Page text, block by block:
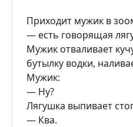
Приходит мужик в
— есть говорящая
Мужик отваливает
бутылку водки,
Мужик:
— Ну?
Лягушка выпивает
— Ква.